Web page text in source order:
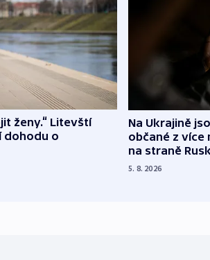
ženy.“ Litevští
dohodu o
Na Ukrajině
občané z více
na straně
5. 8. 2026